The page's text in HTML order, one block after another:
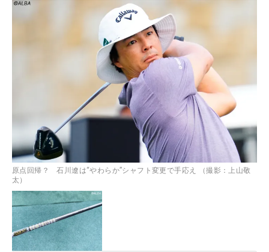
原点回帰？ 石川遼は“やわらか”シャフト変更で手応え （撮影：上山敬
太）